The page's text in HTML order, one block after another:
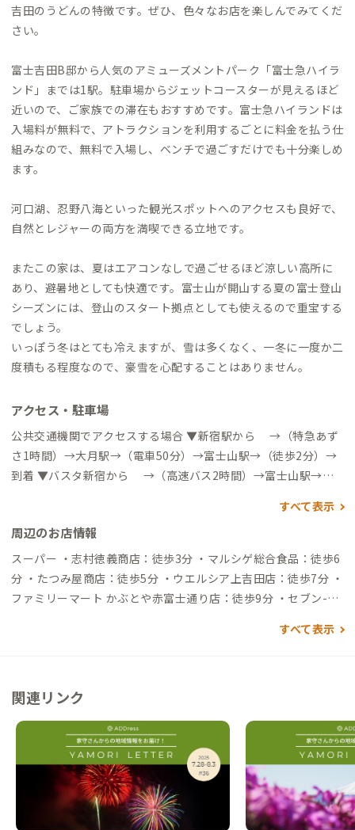
吉田のうどんの特徴です。ぜひ、色々なお店を楽しんでみてくだ
さい。
富士吉田B邸から人気のアミューズメントパーク「富士急ハイラ
ンド」までは1駅。駐車場からジェットコースターが見えるほど
近いので、ご家族での滞在もおすすめです。富士急ハイランドは
入場料が無料で、アトラクションを利用するごとに料金を払う仕
組みなので、無料で入場し、ベンチで過ごすだけでも十分楽しめ
ます。
河口湖、忍野八海といった観光スポットへのアクセスも良好で、
自然とレジャーの両方を満喫できる立地です。
またこの家は、夏はエアコンなしで過ごせるほど涼しい高所に
あり、避暑地としても快適です。富士山が開山する夏の富士登山
シーズンには、登山のスタート拠点としても使えるので重宝する
でしょう。
いっぽう冬はとても冷えますが、雪は多くなく、一冬に一度か二
度積もる程度なので、豪雪を心配することはありません。
アクセス・駐車場
公共交通機関でアクセスする場合 ▼新宿駅から →（特急あず
さ1時間）→大月駅→（電車50分）→富士山駅→（徒歩2分）→
到着 ▼バスタ新宿から →（高速バス2時間）→富士山駅→
新宿駅 →（中央自動車道1時間50分）→ 河口湖IC から約7分
▼関西方面から 大阪駅 →（新東名高速道路）→ 富士吉田忍野
スマートIC（ETC専用）から約12分 大阪駅 →（新東名高速道
路）→ 富士吉田ICから約15分
すべて表示
周辺のお店情報
スーパー ・志村徳義商店：徒歩3分 ・マルシゲ総合食品：徒歩6
分 ・たつみ屋商店：徒歩5分 ・ウエルシア上吉田店：徒歩7分 ・
ファミリーマート かぶとや赤富士通り店：徒歩9分 ・セブン-イ
A：徒歩4分 ・魚屋路 富士吉田店：徒歩3分 ・富士山駅地下1階
フードコート：徒歩2分 ・スターバックス コーヒー 富士吉田
店：徒歩22分 買い物 ・ダイソー富士山駅ビル店：徒歩2分 ・無
印良品富士山駅ビル店：徒歩2分 ・御師町 お休み処：徒歩15分
（観光案内所/お土産） ・カインズ富士吉田店：徒歩22分 ・旅
の駅 kawaguchiko base：車10分 観光 ・富士急ハイランド：
車7分 ・八木崎公園（河口湖畔）：車16分 ・忍野八海：車16分
すべて表示
関連リンク